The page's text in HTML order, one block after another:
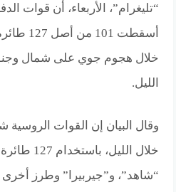
“تليغرام”، الأربعاء، أن قوات
أسقطت
خلال هجوم جوي على شمال
الليل.
وقال البيان إن القوات
خلال
“شاهد”، و”جيربيرا” وطرز أخرى